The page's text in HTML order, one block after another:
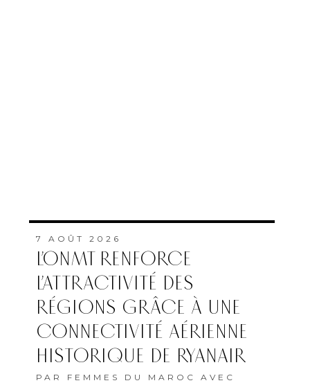
7 AOÛT 2026
L’ONMT RENFORCE
L’ATTRACTIVITÉ DES
RÉGIONS GRÂCE À UNE
CONNECTIVITÉ AÉRIENNE
HISTORIQUE DE RYANAIR
PAR FEMMES DU MAROC AVEC